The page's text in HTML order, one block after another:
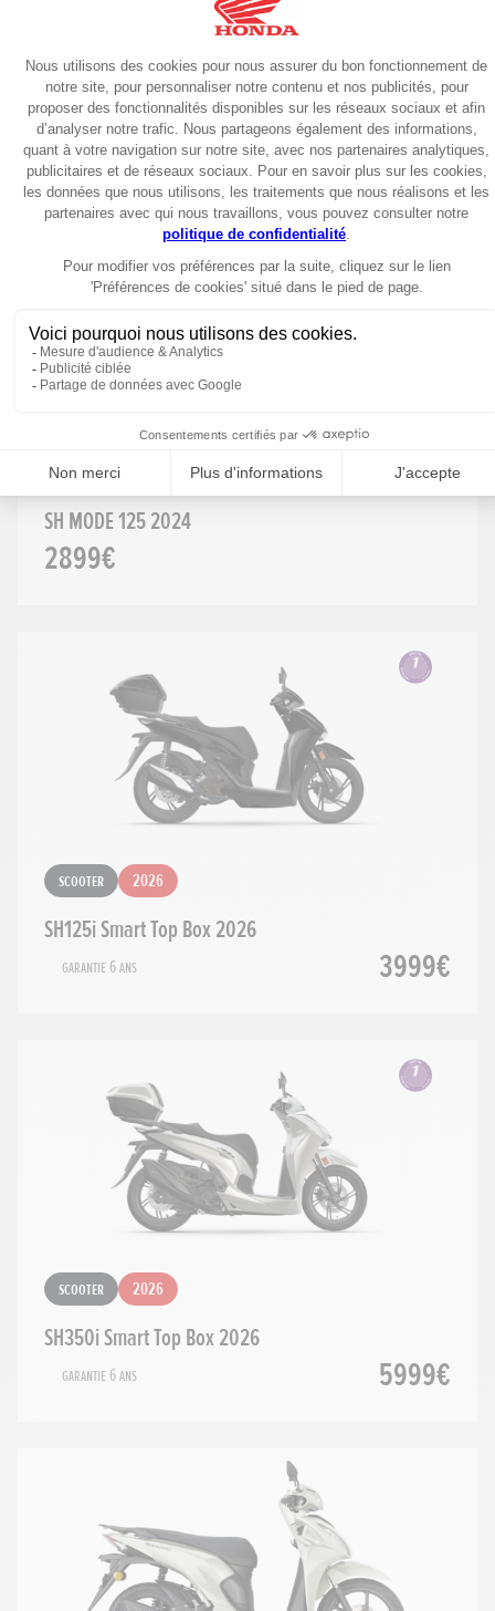
Scooter 2025
PCX125 DX 2025
Garantie 6 ans 3649€
Scooter
SH MODE 125 2024
2899€
Scooter 2026
SH125i Smart Top Box 2026
Garantie 6 ans 3999€
Scooter 2026
SH350i Smart Top Box 2026
Garantie 6 ans 5999€